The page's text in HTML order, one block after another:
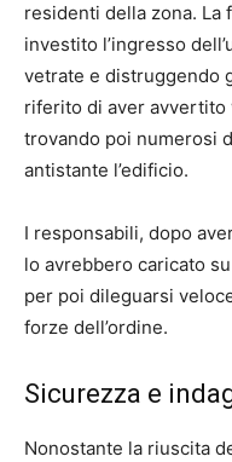
residenti della zona. La
investito l’ingresso
vetrate e distruggendo
riferito di aver avvertito
trovando poi numerosi
antistante l’edificio.
I responsabili, dopo
lo avrebbero caricato
per poi dileguarsi
forze dell’ordine.
Sicurezza e
Nonostante la riuscita